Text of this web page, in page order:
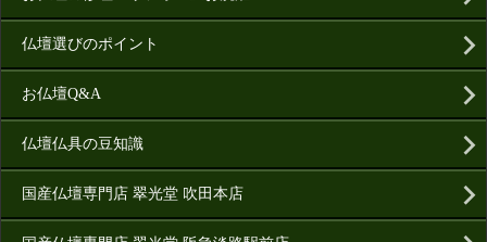
仏壇選びのポイント
お仏壇Q&A
仏壇仏具の豆知識
国産仏壇専門店 翠光堂 吹田本店